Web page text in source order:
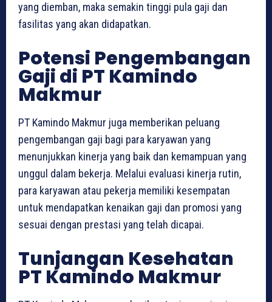
yang diemban, maka semakin tinggi pula gaji dan
fasilitas yang akan didapatkan.
Potensi Pengembangan
Gaji di PT Kamindo
Makmur
PT Kamindo Makmur juga memberikan peluang
pengembangan gaji bagi para karyawan yang
menunjukkan kinerja yang baik dan kemampuan yang
unggul dalam bekerja. Melalui evaluasi kinerja rutin,
para karyawan atau pekerja memiliki kesempatan
untuk mendapatkan kenaikan gaji dan promosi yang
sesuai dengan prestasi yang telah dicapai.
Tunjangan Kesehatan
PT Kamindo Makmur